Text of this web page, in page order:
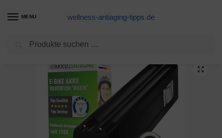
MENU wellness-antiaging-tipps.de
E-Bike Produkte / Maratron E-Bike Akku 36V 12Ah für u.a. Phylion, MiFa, Rex, Prophete, Trio